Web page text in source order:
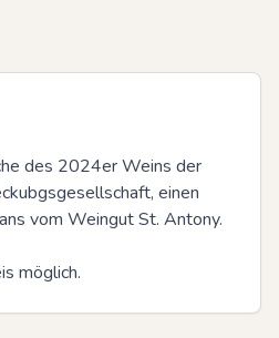
des 2024er Weins der
einen
vom Weingut St. Antony.
möglich.